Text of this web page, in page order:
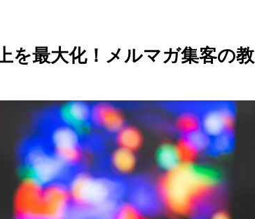
を最大化！メルマガ集客の教